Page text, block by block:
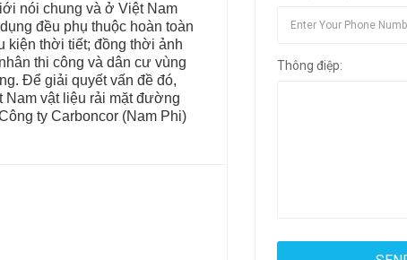
nói chung và ở Việt Nam
đều phụ thuộc hoàn toàn
kiện thời tiết; đồng thời ảnh
thi công và dân cư vùng
Để giải quyết vấn đề đó,
Nam vật liệu rải mặt đường
ty Carboncor (Nam Phi)
Thông điệp: